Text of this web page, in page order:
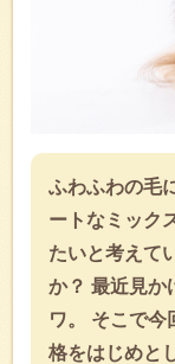
ふわふわの毛
ートなミック
たいと考えて
か？ 最近見か
ワ。 そこで今
格をはじめと